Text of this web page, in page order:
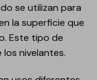
se utilizan para
la superficie que
Este tipo de
nivelantes.